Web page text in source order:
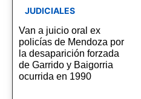
JUDICIALES
Van a juicio oral ex
policías de Mendoza por
la desaparición forzada
de Garrido y Baigorria
ocurrida en 1990